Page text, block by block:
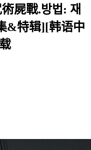
屍戰.방법: 재
&特辑][韩语中